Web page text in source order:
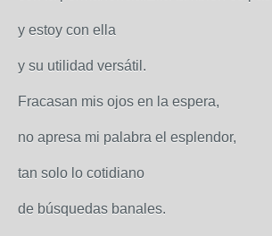
y estoy con ella
y su utilidad versátil.
Fracasan mis ojos en la espera,
no apresa mi palabra el esplendor,
tan solo lo cotidiano
de búsquedas banales.